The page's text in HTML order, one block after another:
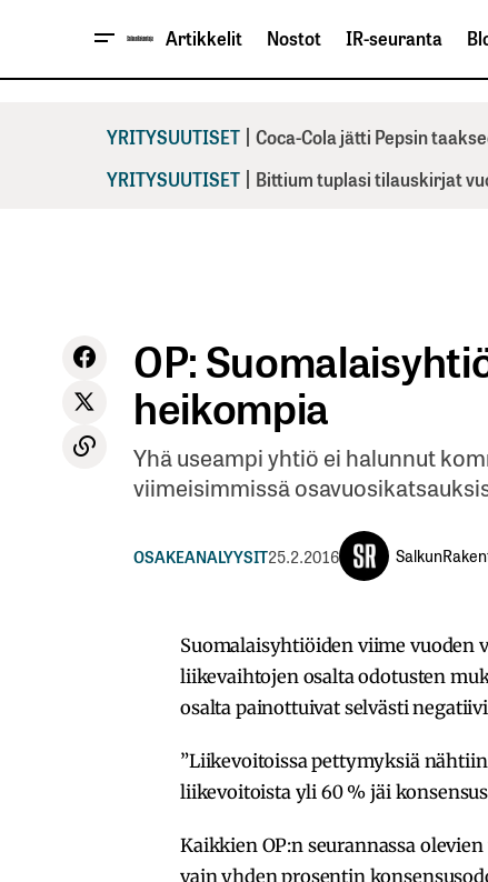
Artikkelit Nostot IR-seuranta
YRITYSUUTISET | Coca-Cola jätti Pepsin
YRITYSUUTISET | Bittium tuplasi tilauskirjat
OP:
heikompia
Yhä useampi yhtiö ei halunnut
viimeisimmissä
OSAKEANALYYSIT25.2.2016
Suomalaisyhtiöiden viime vuoden
liikevaihtojen osalta odotusten
osalta painottuivat selvästi
”Liikevoitoissa pettymyksiä
liikevoitoista yli 60 % jäi
Kaikkien OP:n seurannassa
vain yhden prosentin